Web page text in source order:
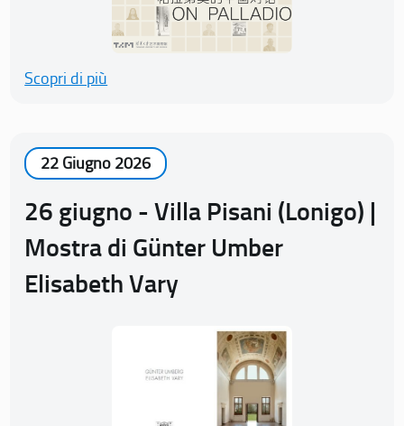
Scopri di più
22 Giugno 2026
26 giugno - Villa Pisani (Lonigo) |
Mostra di Günter Umber
Elisabeth Vary